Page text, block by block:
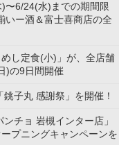
〜6/24(水)までの期間限
いー酒＆富士喜商店の全
し定食(小)」が、全店舗
)の9日間開催
子丸 感謝祭」を開催！
チョ 岩槻インター店」
プニングキャンペーンを